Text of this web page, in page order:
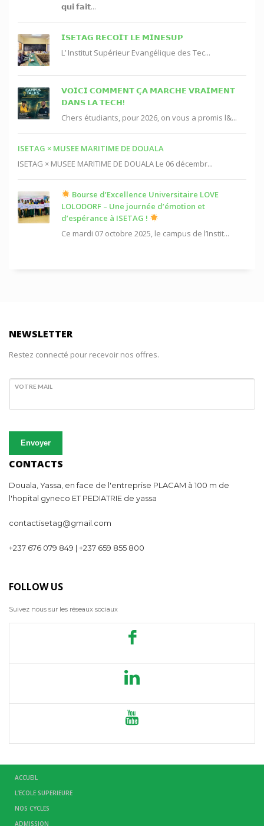
𝗾𝘂𝗶 𝗳𝗮𝗶𝘁...
𝗜𝗦𝗘𝗧𝗔𝗚 𝗥𝗘𝗖𝗢𝗜𝗧 𝗟𝗘 𝗠𝗜𝗡𝗘𝗦𝗨𝗣
L’ Institut Supérieur Evangélique des Tec...
𝗩𝗢𝗜𝗖𝗜 𝗖𝗢𝗠𝗠𝗘𝗡𝗧 𝗖̧𝗔 𝗠𝗔𝗥𝗖𝗛𝗘 𝗩𝗥𝗔𝗜𝗠𝗘𝗡𝗧
𝗗𝗔𝗡𝗦 𝗟𝗔 𝗧𝗘𝗖𝗛!
Chers étudiants, pour 2026, on vous a promis l&...
ISETAG × MUSEE MARITIME DE DOUALA
ISETAG × MUSEE MARITIME DE DOUALA Le 06 décembr...
Bourse d’Excellence Universitaire LOVE
LOLODORF – Une journée d’émotion et
d’espérance à ISETAG !
Ce mardi 07 octobre 2025, le campus de l’Instit...
NEWSLETTER
Restez connecté pour recevoir nos offres.
VOTRE MAIL
Envoyer
CONTACTS
Douala, Yassa, en face de l'entreprise PLACAM à 100 m de
l'hopital gyneco ET PEDIATRIE de yassa
contactisetag@gmail.com
+237 676 079 849 | +237 659 855 800
FOLLOW US
Suivez nous sur les réseaux sociaux
ACCUEIL
L’ECOLE SUPERIEURE
NOS CYCLES
ADMISSION